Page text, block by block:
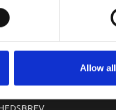
Allow all
ikke kan leveres, eller